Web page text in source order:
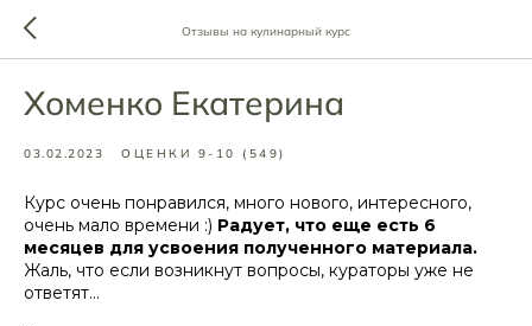
Отзывы на кулинарный курс
Хоменко Екатерина
03.02.2023 ОЦЕНКИ 9-10 (549)
Курс очень понравился, много нового, интересного,
очень мало времени :) Радует, что еще есть 6
месяцев для усвоения полученного материала.
Жаль, что если возникнут вопросы, кураторы уже не
ответят...